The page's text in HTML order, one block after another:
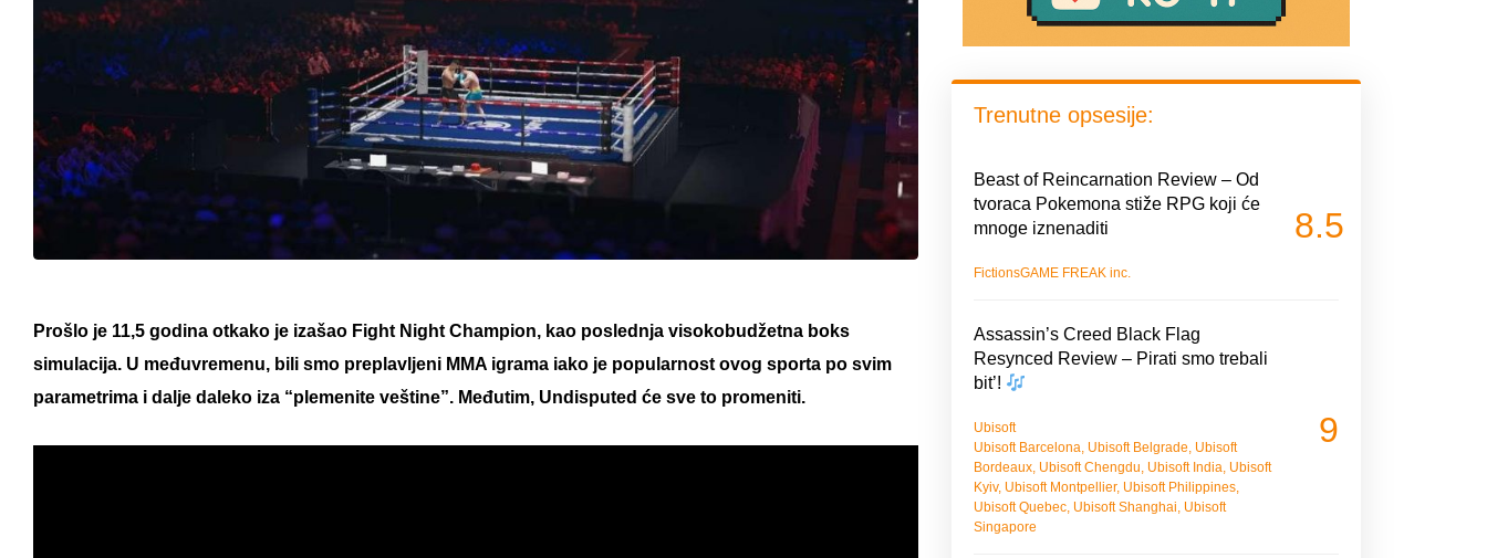
Prošlo je 11,5 godina otkako je izašao Fight Night Champion, kao poslednja visokobudžetna boks
simulacija. U međuvremenu, bili smo preplavljeni MMA igrama iako je popularnost ovog sporta po svim
parametrima i dalje daleko iza “plemenite veštine”. Međutim, Undisputed će sve to promeniti.
Trenutne opsesije:
Beast of Reincarnation Review – Od
tvoraca Pokemona stiže RPG koji će
mnoge iznenaditi
FictionsGAME FREAK inc.
8.5
Assassin’s Creed Black Flag
Resynced Review – Pirati smo trebali
bit’!
Ubisoft
Ubisoft Barcelona, Ubisoft Belgrade, Ubisoft
Bordeaux, Ubisoft Chengdu, Ubisoft India, Ubisoft
Kyiv, Ubisoft Montpellier, Ubisoft Philippines,
Ubisoft Quebec, Ubisoft Shanghai, Ubisoft
Singapore
9